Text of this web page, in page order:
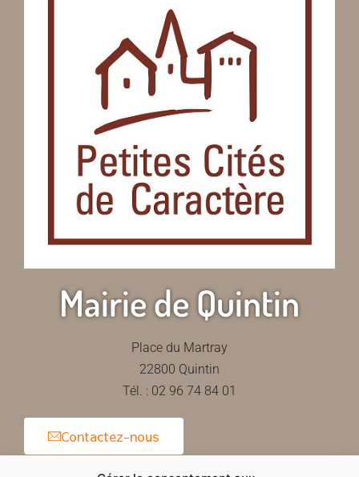
Mairie de Quintin
Place du Martray
22800 Quintin
Tél. : 02 96 74 84 01
Contactez-nous